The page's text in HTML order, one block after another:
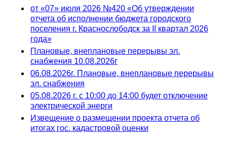
от «07» июля 2026 №420 «Об утверждении
отчета об исполнении бюджета городского
поселения г. Краснослободск за II квартал 2026
года»
Плановые, внеплановые перерывы эл.
снабжения 10.08.2026г
06.08.2026г. Плановые, внеплановые перерывы
эл. снабжения
05.08.2026 г. с 10:00 до 14:00 будет отключение
электрической энерги
Извещение о размещении проекта отчета об
итогах гос. кадастровой оценки